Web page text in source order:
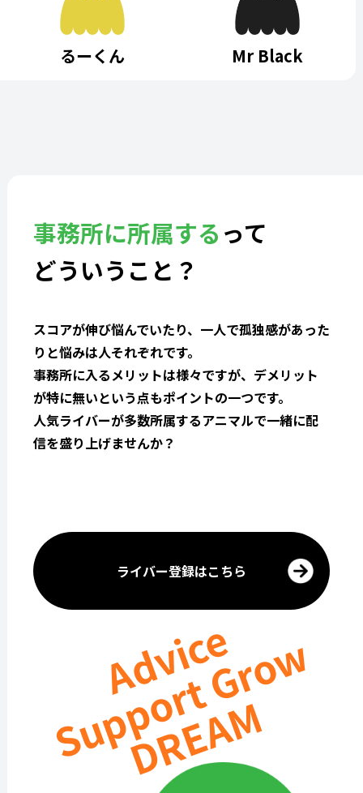
るーくん Mr Black
事務所に所属するって
どういうこと？
スコアが伸び悩んでいたり、一人で孤独感があった
りと悩みは人それぞれです。
事務所に入るメリットは様々ですが、デメリット
が特に無いという点もポイントの一つです。
人気ライバーが多数所属するアニマルで一緒に配
信を盛り上げませんか？
ライバー登録はこちら
Advice
Support Grow
DREAM